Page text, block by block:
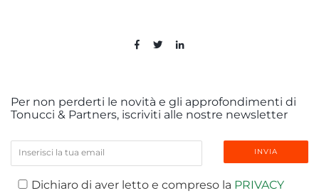
Per non perderti le novità e gli approfondimenti di
Tonucci & Partners, iscriviti alle nostre newsletter
Dichiaro di aver letto e compreso la PRIVACY